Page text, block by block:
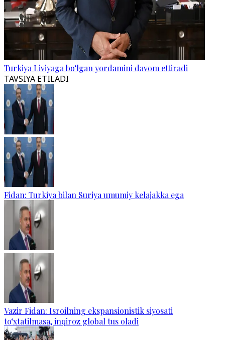
Turkiya Liviyaga bo‘lgan yordamini davom ettiradi
TAVSIYA ETILADI
Fidan: Turkiya bilan Suriya umumiy kelajakka ega
Vazir Fidan: Isroilning ekspansionistik siyosati
to‘xtatilmasa, inqiroz global tus oladi